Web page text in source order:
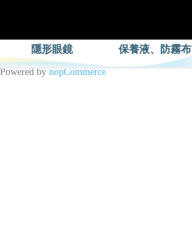
隱形眼鏡 保養液、防霧布
Powered by nopCommerce